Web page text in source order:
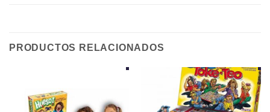
PRODUCTOS RELACIONADOS